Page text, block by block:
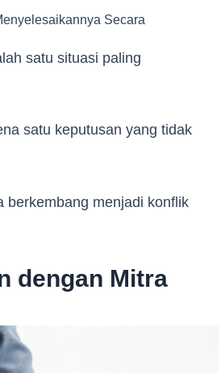
satu situasi paling
satu keputusan yang tidak
berkembang menjadi konflik
dengan Mitra